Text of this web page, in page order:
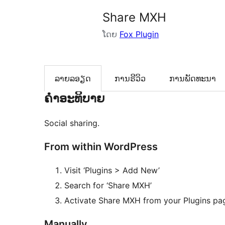
Share MXH
ໂດຍ Fox Plugin
ລາຍລອຽດ ການຣີວິວ ການພັດທະນາ
ຄຳອະທິບາຍ
Social sharing.
From within WordPress
Visit ‘Plugins > Add New’
Search for ‘Share MXH’
Activate Share MXH from your Plugins